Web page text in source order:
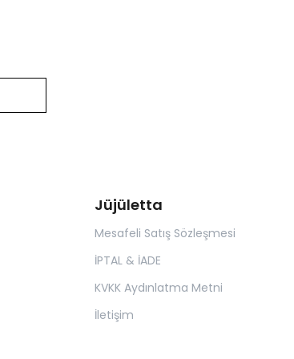
Jüjületta
Mesafeli Satış Sözleşmesi
İPTAL & İADE
KVKK Aydınlatma Metni
İletişim